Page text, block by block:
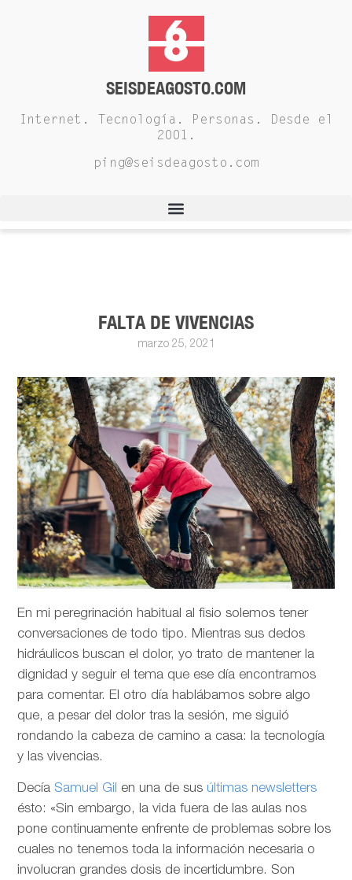
SEISDEAGOSTO.COM
Internet. Tecnología. Personas. Desde el
2001.
ping@seisdeagosto.com
FALTA DE VIVENCIAS
marzo 25, 2021
En mi peregrinación habitual al fisio solemos tener
conversaciones de todo tipo. Mientras sus dedos
hidráulicos buscan el dolor, yo trato de mantener la
dignidad y seguir el tema que ese día encontramos
para comentar. El otro día hablábamos sobre algo
que, a pesar del dolor tras la sesión, me siguió
rondando la cabeza de camino a casa: la tecnología
y las vivencias.
Decía Samuel Gil en una de sus últimas newsletters
ésto: «Sin embargo, la vida fuera de las aulas nos
pone continuamente enfrente de problemas sobre los
cuales no tenemos toda la información necesaria o
involucran grandes dosis de incertidumbre. Son